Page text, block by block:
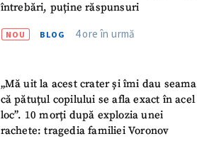
întrebări, puține răspunsuri
NOU BLOG 4 ore în urmă
„Mă uit la acest crater și îmi dau seama
că pătuțul copilului se afla exact în acel
loc”. 10 morți după explozia unei
rachete: tragedia familiei Voronov